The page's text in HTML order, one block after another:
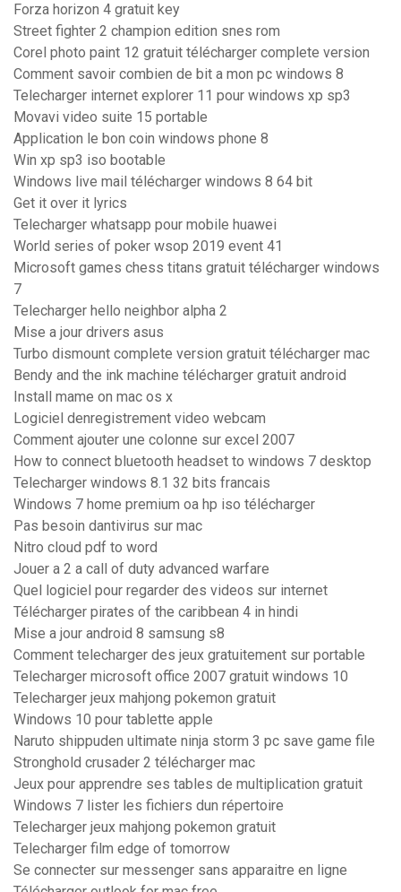
Forza horizon 4 gratuit key
Street fighter 2 champion edition snes rom
Corel photo paint 12 gratuit télécharger complete version
Comment savoir combien de bit a mon pc windows 8
Telecharger internet explorer 11 pour windows xp sp3
Movavi video suite 15 portable
Application le bon coin windows phone 8
Win xp sp3 iso bootable
Windows live mail télécharger windows 8 64 bit
Get it over it lyrics
Telecharger whatsapp pour mobile huawei
World series of poker wsop 2019 event 41
Microsoft games chess titans gratuit télécharger windows
7
Telecharger hello neighbor alpha 2
Mise a jour drivers asus
Turbo dismount complete version gratuit télécharger mac
Bendy and the ink machine télécharger gratuit android
Install mame on mac os x
Logiciel denregistrement video webcam
Comment ajouter une colonne sur excel 2007
How to connect bluetooth headset to windows 7 desktop
Telecharger windows 8.1 32 bits francais
Windows 7 home premium oa hp iso télécharger
Pas besoin dantivirus sur mac
Nitro cloud pdf to word
Jouer a 2 a call of duty advanced warfare
Quel logiciel pour regarder des videos sur internet
Télécharger pirates of the caribbean 4 in hindi
Mise a jour android 8 samsung s8
Comment telecharger des jeux gratuitement sur portable
Telecharger microsoft office 2007 gratuit windows 10
Telecharger jeux mahjong pokemon gratuit
Windows 10 pour tablette apple
Naruto shippuden ultimate ninja storm 3 pc save game file
Stronghold crusader 2 télécharger mac
Jeux pour apprendre ses tables de multiplication gratuit
Windows 7 lister les fichiers dun répertoire
Telecharger jeux mahjong pokemon gratuit
Telecharger film edge of tomorrow
Se connecter sur messenger sans apparaitre en ligne